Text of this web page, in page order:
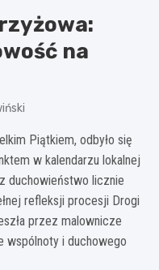
na
Piątkiem, odbyło się
w kalendarzu lokalnej
duchowieństwo licznie
refleksji procesji Drogi
przez malownicze
wspólnoty i duchowego